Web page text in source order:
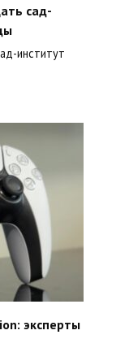
сад-
институт
эксперты